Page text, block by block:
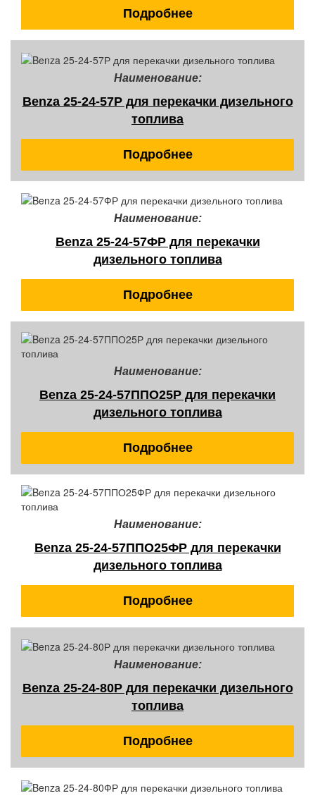
Подробнее
Наименование:
Benza 25-24-57Р для перекачки дизельного
топлива
Подробнее
Наименование:
Benza 25-24-57ФР для перекачки
дизельного топлива
Подробнее
Наименование:
Benza 25-24-57ППО25Р для перекачки
дизельного топлива
Подробнее
Наименование:
Benza 25-24-57ППО25ФР для перекачки
дизельного топлива
Подробнее
Наименование:
Benza 25-24-80Р для перекачки дизельного
топлива
Подробнее